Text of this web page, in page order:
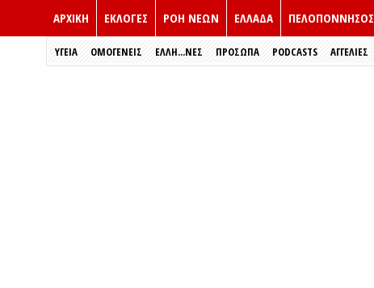
ΑΡΧΙΚΗ ΕΚΛΟΓΈΣ ΡΟΗ ΝΕΩΝ ΕΛΛΑΔΑ ΠΕΛΟΠΟΝΝΗΣΟΣ
ΥΓΕΙΑ ΟΜΟΓΕΝΕΙΣ ΈΛΛΗ...ΝΕΣ ΠΡΌΣΩΠΑ PODCASTS ΑΓΓΕΛΙΕΣ